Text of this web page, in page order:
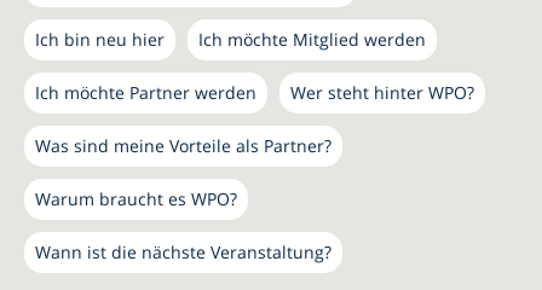
Ich bin neu hier Ich möchte Mitglied werden
Ich möchte Partner werden Wer steht hinter WPO?
Was sind meine Vorteile als Partner?
Warum braucht es WPO?
Wann ist die nächste Veranstaltung?